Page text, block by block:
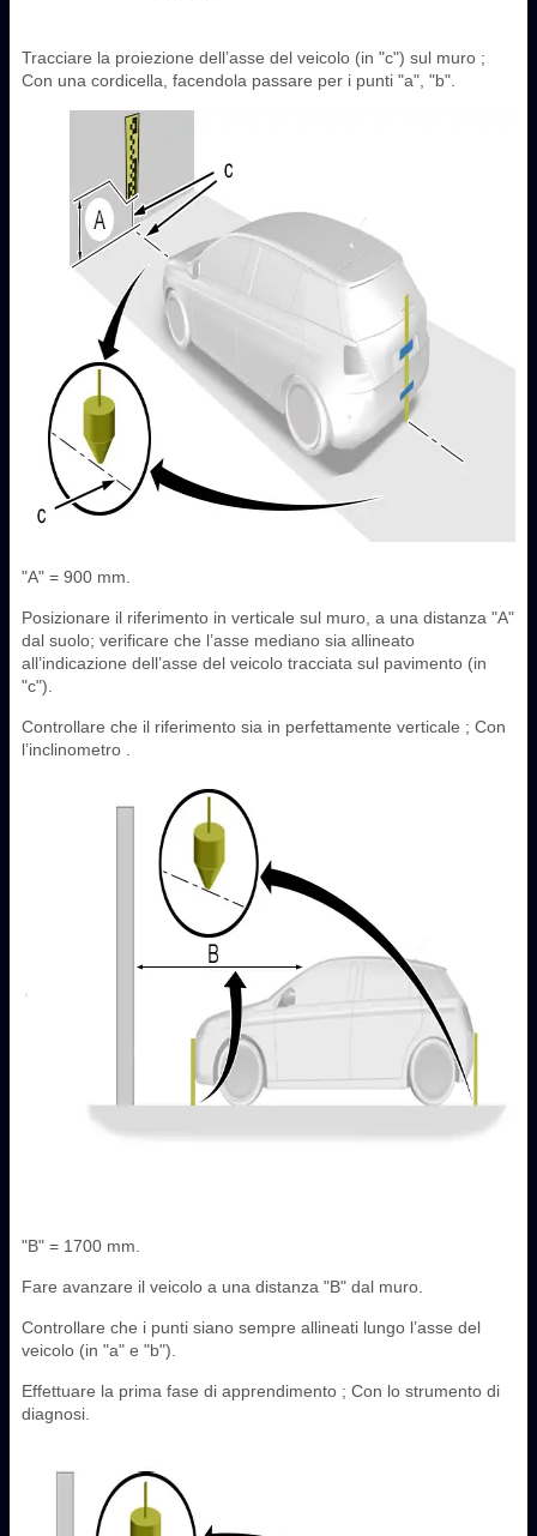
Tracciare la proiezione dell’asse del veicolo (in "c") sul muro ;
Con una cordicella, facendola passare per i punti "a", "b".
"A" = 900 mm.
Posizionare il riferimento in verticale sul muro, a una distanza "A"
dal suolo; verificare che l’asse mediano sia allineato
all’indicazione dell’asse del veicolo tracciata sul pavimento (in
"c").
Controllare che il riferimento sia in perfettamente verticale ; Con
l’inclinometro .
"B" = 1700 mm.
Fare avanzare il veicolo a una distanza "B" dal muro.
Controllare che i punti siano sempre allineati lungo l’asse del
veicolo (in "a" e "b").
Effettuare la prima fase di apprendimento ; Con lo strumento di
diagnosi.